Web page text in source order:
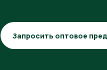
Запросить оптовое